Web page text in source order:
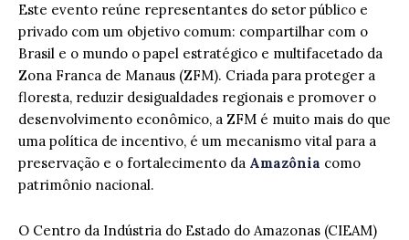
Este evento reúne representantes do setor público e
privado com um objetivo comum: compartilhar com o
Brasil e o mundo o papel estratégico e multifacetado da
Zona Franca de Manaus (ZFM). Criada para proteger a
floresta, reduzir desigualdades regionais e promover o
desenvolvimento econômico, a ZFM é muito mais do que
uma política de incentivo, é um mecanismo vital para a
preservação e o fortalecimento da Amazônia como
patrimônio nacional.
O Centro da Indústria do Estado do Amazonas (CIEAM)